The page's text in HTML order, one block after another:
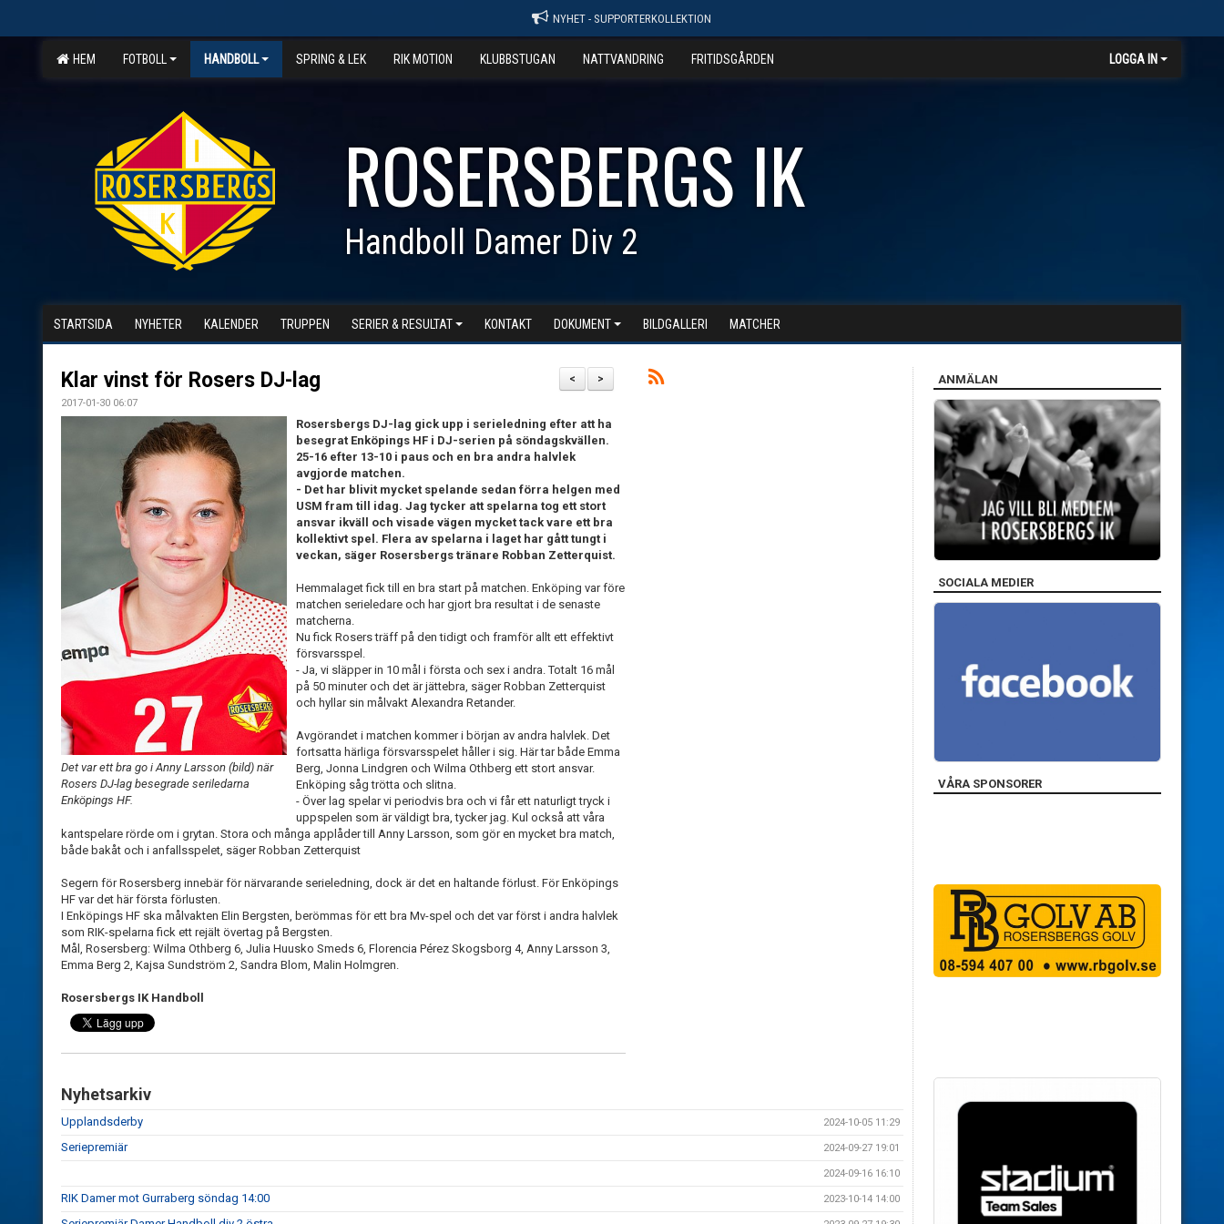
NYHET - SUPPORTERKOLLEKTION
HEM FOTBOLL HANDBOLL SPRING & LEK RIK MOTION KLUBBSTUGAN NATTVANDRING FRITIDSGÅRDEN LOGGA IN
ROSERSBERGS IK
Handboll Damer Div 2
STARTSIDA NYHETER KALENDER TRUPPEN SERIER & RESULTAT KONTAKT DOKUMENT BILDGALLERI MATCHER
>
<
Klar vinst för Rosers DJ-lag
2017-01-30 06:07
Det var ett bra go i Anny Larsson (bild) när
Rosers DJ-lag besegrade seriledarna
Enköpings HF.
Rosersbergs DJ-lag gick upp i serieledning efter att ha
besegrat Enköpings HF i DJ-serien på söndagskvällen.
25-16 efter 13-10 i paus och en bra andra halvlek
avgjorde matchen.
- Det har blivit mycket spelande sedan förra helgen med
USM fram till idag. Jag tycker att spelarna tog ett stort
ansvar ikväll och visade vägen mycket tack vare ett bra
kollektivt spel. Flera av spelarna i laget har gått tungt i
veckan, säger Rosersbergs tränare Robban Zetterquist.
Hemmalaget fick till en bra start på matchen. Enköping var före
matchen serieledare och har gjort bra resultat i de senaste
matcherna.
Nu fick Rosers träff på den tidigt och framför allt ett effektivt
försvarsspel.
- Ja, vi släpper in 10 mål i första och sex i andra. Totalt 16 mål
på 50 minuter och det är jättebra, säger Robban Zetterquist
och hyllar sin målvakt Alexandra Retander.
Avgörandet i matchen kommer i början av andra halvlek. Det
fortsatta härliga försvarsspelet håller i sig. Här tar både Emma
Berg, Jonna Lindgren och Wilma Othberg ett stort ansvar.
Enköping såg trötta och slitna.
- Över lag spelar vi periodvis bra och vi får ett naturligt tryck i
uppspelen som är väldigt bra, tycker jag. Kul också att våra
kantspelare rörde om i grytan. Stora och många applåder till Anny Larsson, som gör en mycket bra match,
både bakåt och i anfallsspelet, säger Robban Zetterquist
Segern för Rosersberg innebär för närvarande serieledning, dock är det en haltande förlust. För Enköpings
HF var det här första förlusten.
I Enköpings HF ska målvakten Elin Bergsten, berömmas för ett bra Mv-spel och det var först i andra halvlek
som RIK-spelarna fick ett rejält övertag på Bergsten.
Mål, Rosersberg: Wilma Othberg 6, Julia Huusko Smeds 6, Florencia Pérez Skogsborg 4, Anny Larsson 3,
Emma Berg 2, Kajsa Sundström 2, Sandra Blom, Malin Holmgren.
Rosersbergs IK Handboll
Nyhetsarkiv
Upplandsderby 2024-10-05 11:29
Seriepremiär 2024-09-27 19:01
2024-09-16 16:10
RIK Damer mot Gurraberg söndag 14:00 2023-10-14 14:00
ANMÄLAN
SOCIALA MEDIER
VÅRA SPONSORER